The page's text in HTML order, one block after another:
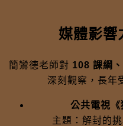
媒體影響
簡鸞德老師對 108 課綱
深刻觀察，長年
公共電視
主題：解封的